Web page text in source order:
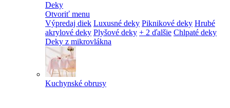
Deky
Otvoriť menu
Výpredaj diek Luxusné deky Piknikové deky Hrubé
akrylové deky Plyšové deky + 2 ďalšie Chlpaté deky
Deky z mikrovlákna
Kuchynské obrusy